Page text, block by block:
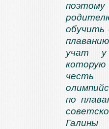
обучить
учат
по
Галины